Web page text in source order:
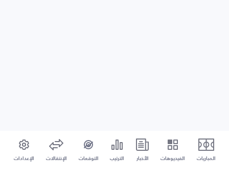
المباريات الفيديوهات الأخبار الترتيب التوقعات الإنتقالات الإعدادات